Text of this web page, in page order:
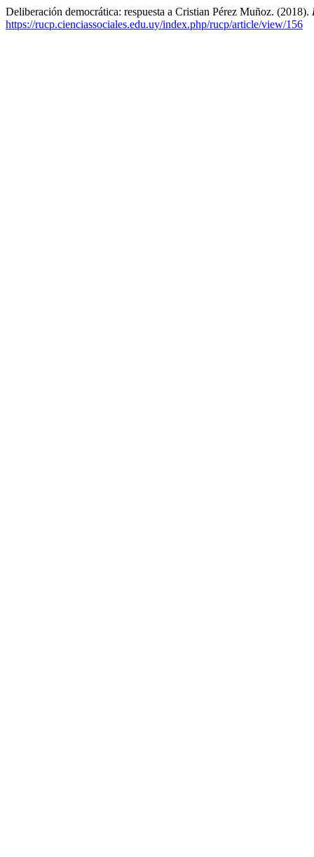
Deliberación democrática: respuesta a Cristian Pérez Muñoz. (2018).
https://rucp.cienciassociales.edu.uy/index.php/rucp/article/view/156